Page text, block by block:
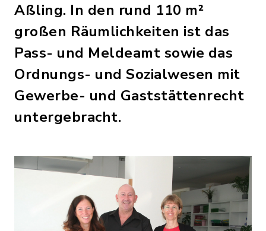
Aßling. In den rund 110 m²
großen Räumlichkeiten ist das
Pass- und Meldeamt sowie das
Ordnungs- und Sozialwesen mit
Gewerbe- und Gaststättenrecht
untergebracht.